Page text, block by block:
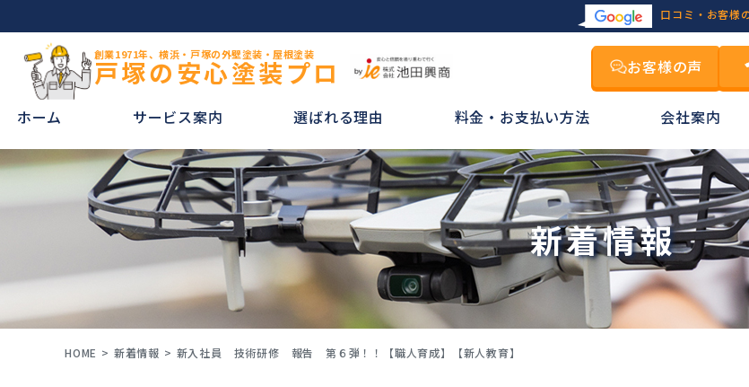
口コミ・お客様
創業1971年、横浜・戸塚の外壁塗装・屋根塗装
戸塚の安心塗装プロ お客様の声
ホーム サービス案内 選ばれる理由 料金・お支払い方法 会社案内
新着情報
HOME 新着情報 新入社員 技術研修 報告 第６弾！！【職人育成】【新人教育】